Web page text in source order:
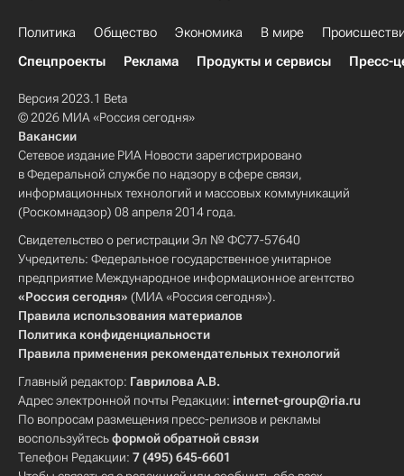
Политика Общество Экономика В мире
Спецпроекты
Реклама Продукты и сервисы Пресс-
Версия 2023.1 Beta
© 2026 МИА «Россия сегодня»
Вакансии
Сетевое издание РИА Новости зарегистрировано
в Федеральной службе по надзору в сфере связи,
информационных технологий и массовых коммуникаций
(Роскомнадзор) 08 апреля 2014 года.
Свидетельство о регистрации Эл № ФС77-57640
Учредитель: Федеральное государственное унитарное
предприятие Международное информационное агентство
«Россия сегодня» (МИА «Россия сегодня»).
Правила использования материалов
Политика конфиденциальности
Правила применения рекомендательных технологий
Главный редактор: Гаврилова А.В.
Адрес электронной почты Редакции: internet-group@ria.ru
По вопросам размещения пресс-релизов и рекламы
воспользуйтесьформой обратной связи
Телефон Редакции: 7 (495) 645-6601